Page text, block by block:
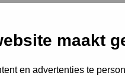
maakt
en advertenties te